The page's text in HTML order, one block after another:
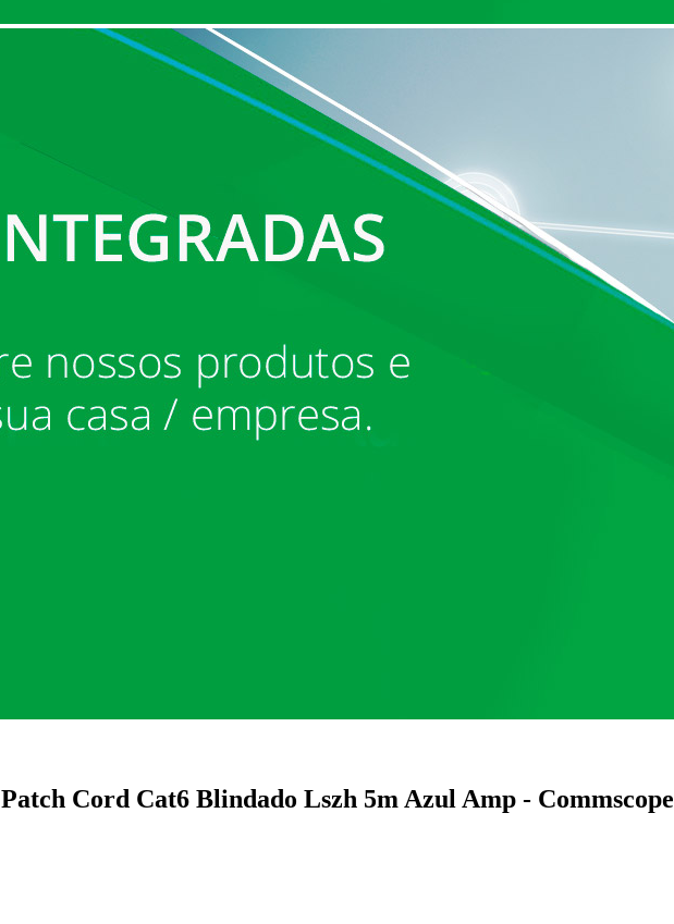
Patch Cord Cat6 Blindado Lszh 5m Azul Amp - Commscope